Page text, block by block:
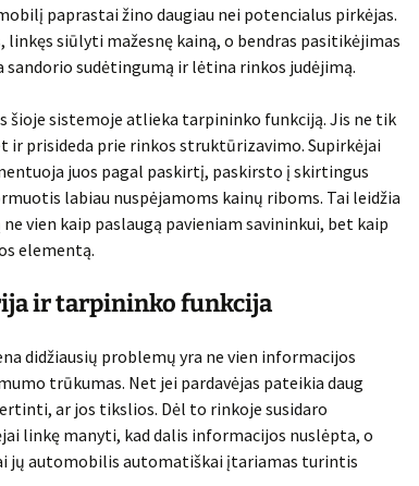
paprastai žino daugiau nei potencialus pirkėjas.
linkęs siūlyti mažesnę kainą, o bendras pasitikėjimas
sandorio sudėtingumą ir lėtina rinkos judėjimą.
sistemoje atlieka tarpininko funkciją. Jis ne tik
prisideda prie rinkos struktūrizavimo. Supirkėjai
juos pagal paskirtį, paskirsto į skirtingus
labiau nuspėjamoms kainų riboms. Tai leidžia
vien kaip paslaugą pavieniam savininkui, bet kaip
elementą.
ir tarpininko funkcija
didžiausių problemų yra ne vien informacijos
trūkumas. Net jei pardavėjas pateikia daug
ar jos tikslios. Dėl to rinkoje susidaro
linkę manyti, kad dalis informacijos nuslėpta, o
jų automobilis automatiškai įtariamas turintis